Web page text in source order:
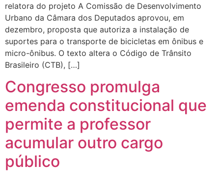
relatora do projeto A Comissão de Desenvolvimento
Urbano da Câmara dos Deputados aprovou, em
dezembro, proposta que autoriza a instalação de
suportes para o transporte de bicicletas em ônibus e
micro-ônibus. O texto altera o Código de Trânsito
Brasileiro (CTB), […]
Congresso promulga
emenda constitucional que
permite a professor
acumular outro cargo
público